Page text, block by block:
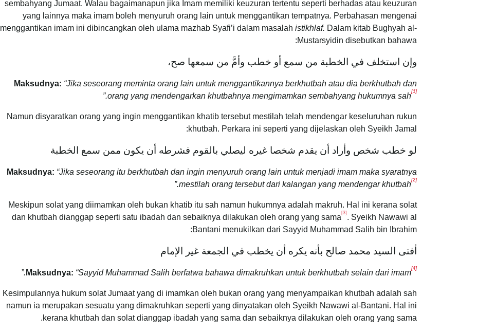
sembahyang Jumaat. Walau bagaimanapun jika Imam memiliki keuzuran tertentu seperti berhadas atau keuzuran
yang lainnya maka imam boleh menyuruh orang lain untuk menggantikan tempatnya. Perbahasan mengenai
menggantikan imam ini dibincangkan oleh ulama mazhab Syafi’i dalam masalah istikhlaf. Dalam kitab Bughyah al-
Mustarsyidin disebutkan bahawa:
وإن استخلف في الخطبة من سمع أو خطب وأمَّ من سمعها صح،
Maksudnya: “Jika seseorang meminta orang lain untuk menggantikannya berkhutbah atau dia berkhutbah dan
orang yang mendengarkan khutbahnya mengimamkan sembahyang hukumnya sah[1]
.”
Namun disyaratkan orang yang ingin menggantikan khatib tersebut mestilah telah mendengar keseluruhan rukun
khutbah. Perkara ini seperti yang dijelaskan oleh Syeikh Jamal:
لو خطب شخص وأراد أن يقدم شخصا غيره ليصلي بالقوم فشرطه أن يكون ممن سمع الخطبة
Maksudnya: “Jika seseorang itu berkhutbah dan ingin menyuruh orang lain untuk menjadi imam maka syaratnya
mestilah orang tersebut dari kalangan yang mendengar khutbah[2]
.”
Meskipun solat yang diimamkan oleh bukan khatib itu sah namun hukumnya adalah makruh. Hal ini kerana solat
dan khutbah dianggap seperti satu ibadah dan sebaiknya dilakukan oleh orang yang sama [3] . Syeikh Nawawi al
Bantani menukilkan dari Sayyid Muhammad Salih bin Ibrahim:
أفتى السيد محمد صالح بأنه يكره أن يخطب في الجمعة غير الإمام
Maksudnya: “Sayyid Muhammad Salih berfatwa bahawa dimakruhkan untuk berkhutbah selain dari imam[4]
.”
Kesimpulannya hukum solat Jumaat yang di imamkan oleh bukan orang yang menyampaikan khutbah adalah sah
namun ia merupakan sesuatu yang dimakruhkan seperti yang dinyatakan oleh Syeikh Nawawi al-Bantani. Hal ini
kerana khutbah dan solat dianggap ibadah yang sama dan sebaiknya dilakukan oleh orang yang sama.